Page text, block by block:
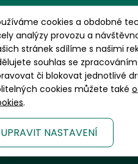
cookies a obdobné
analýzy provozu a
stránek sdílíme s našimi
souhlas se
či blokovat jednotlivé
cookies můžete také
.
UPRAVIT NASTAVENÍ